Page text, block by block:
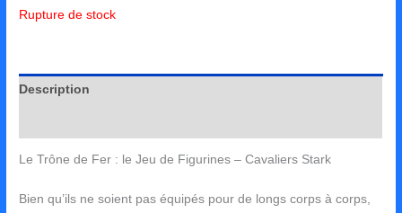
Rupture de stock
Description
Le Trône de Fer : le Jeu de Figurines – Cavaliers Stark
Bien qu’ils ne soient pas équipés pour de longs corps à corps,